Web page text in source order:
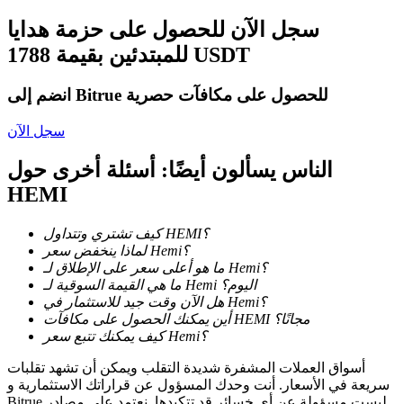
عوائد عالية والوصول الفوري
Launchpool
الرهان المرن لكسب العملات الرقمية الشهيرة
سجل الآن للحصول على حزمة هدايا
للمبتدئين بقيمة 1788 USDT
انضم إلى Bitrue للحصول على مكافآت حصرية
سجل الآن
الناس يسألون أيضًا: أسئلة أخرى حول
HEMI
كيف تشتري وتتداول HEMI؟
لماذا ينخفض سعر Hemi؟
ما هو أعلى سعر على الإطلاق لـ Hemi؟
ما هي القيمة السوقية لـ Hemi اليوم؟
هل الآن وقت جيد للاستثمار في Hemi؟
أين يمكنك الحصول على مكافآت HEMI مجانًا؟
كيف يمكنك تتبع سعر Hemi؟
أسواق العملات المشفرة شديدة التقلب ويمكن أن تشهد تقلبات
سريعة في الأسعار. أنت وحدك المسؤول عن قراراتك الاستثمارية و